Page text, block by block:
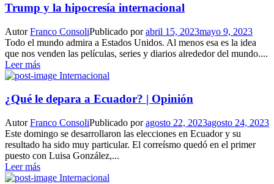
Trump y la hipocresía internacional
AutorFranco ConsoliPublicado porabril 15, 2023mayo 9, 2023
Todo el mundo admira a Estados Unidos. Al menos esa es la idea
que nos venden las películas, series y diarios alrededor del mundo....
Leer más
Internacional
¿Qué le depara a Ecuador? | Opinión
AutorFranco ConsoliPublicado poragosto 22, 2023agosto 24, 2023
Este domingo se desarrollaron las elecciones en Ecuador y su
resultado ha sido muy particular. El correísmo quedó en el primer
puesto con Luisa González,...
Leer más
Internacional